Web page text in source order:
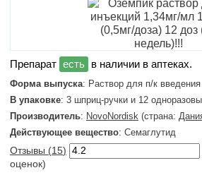
в наличии в аптеках.
Форма выпуска: Раствор для п/к введения
В упаковке: 3 шприц-ручки и 12
Производитель: NovoNordisk (страна:
Действующее вещество: Семаглутид
Отзывы (15)
оценок)